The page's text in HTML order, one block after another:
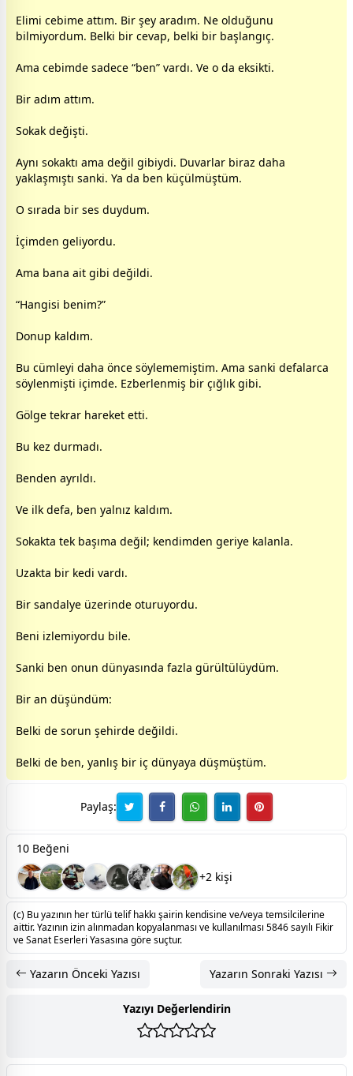
Elimi cebime attım. Bir şey aradım. Ne olduğunu
bilmiyordum. Belki bir cevap, belki bir başlangıç.
Ama cebimde sadece “ben” vardı. Ve o da eksikti.
Bir adım attım.
Sokak değişti.
Aynı sokaktı ama değil gibiydi. Duvarlar biraz daha
yaklaşmıştı sanki. Ya da ben küçülmüştüm.
O sırada bir ses duydum.
İçimden geliyordu.
Ama bana ait gibi değildi.
“Hangisi benim?”
Donup kaldım.
Bu cümleyi daha önce söylememiştim. Ama sanki defalarca
söylenmişti içimde. Ezberlenmiş bir çığlık gibi.
Gölge tekrar hareket etti.
Bu kez durmadı.
Benden ayrıldı.
Ve ilk defa, ben yalnız kaldım.
Sokakta tek başıma değil; kendimden geriye kalanla.
Uzakta bir kedi vardı.
Bir sandalye üzerinde oturuyordu.
Beni izlemiyordu bile.
Sanki ben onun dünyasında fazla gürültülüydüm.
Bir an düşündüm:
Belki de sorun şehirde değildi.
Belki de ben, yanlış bir iç dünyaya düşmüştüm.
Paylaş:
10 Beğeni
+2 kişi
(c) Bu yazının her türlü telif hakkı şairin kendisine ve/veya temsilcilerine
aittir. Yazının izin alınmadan kopyalanması ve kullanılması 5846 sayılı Fikir
ve Sanat Eserleri Yasasına göre suçtur.
Yazarın Önceki Yazısı Yazarın Sonraki Yazısı
Yazıyı Değerlendirin